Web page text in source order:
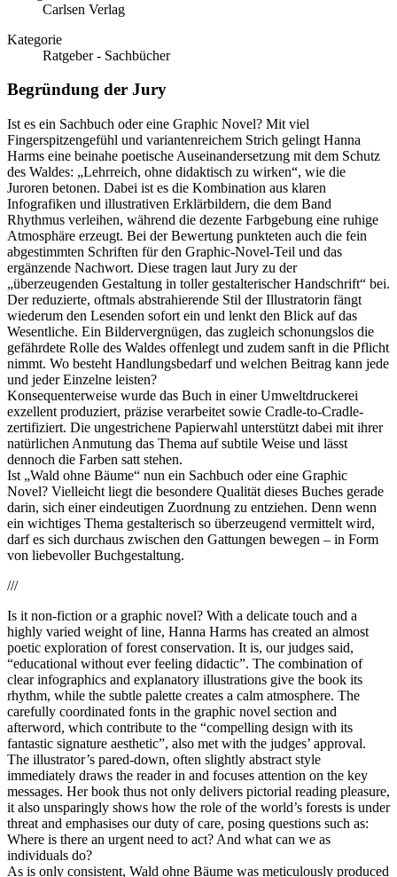
Carlsen Verlag
Kategorie
Ratgeber - Sachbücher
Begründung der Jury
Ist es ein Sachbuch oder eine Graphic Novel? Mit viel
Fingerspitzengefühl und variantenreichem Strich gelingt Hanna
Harms eine beinahe poetische Auseinandersetzung mit dem Schutz
des Waldes: „Lehrreich, ohne didaktisch zu wirken“, wie die
Juroren betonen. Dabei ist es die Kombination aus klaren
Infografiken und illustrativen Erklärbildern, die dem Band
Rhythmus verleihen, während die dezente Farbgebung eine ruhige
Atmosphäre erzeugt. Bei der Bewertung punkteten auch die fein
abgestimmten Schriften für den Graphic-Novel-Teil und das
ergänzende Nachwort. Diese tragen laut Jury zu der
„überzeugenden Gestaltung in toller gestalterischer Handschrift“ bei.
Der reduzierte, oftmals abstrahierende Stil der Illustratorin fängt
wiederum den Lesenden sofort ein und lenkt den Blick auf das
Wesentliche. Ein Bildervergnügen, das zugleich schonungslos die
gefährdete Rolle des Waldes offenlegt und zudem sanft in die Pflicht
nimmt. Wo besteht Handlungsbedarf und welchen Beitrag kann jede
und jeder Einzelne leisten?
Konsequenterweise wurde das Buch in einer Umweltdruckerei
exzellent produziert, präzise verarbeitet sowie Cradle-to-Cradle-
zertifiziert. Die ungestrichene Papierwahl unterstützt dabei mit ihrer
natürlichen Anmutung das Thema auf subtile Weise und lässt
dennoch die Farben satt stehen.
Ist „Wald ohne Bäume“ nun ein Sachbuch oder eine Graphic
Novel? Vielleicht liegt die besondere Qualität dieses Buches gerade
darin, sich einer eindeutigen Zuordnung zu entziehen. Denn wenn
ein wichtiges Thema gestalterisch so überzeugend vermittelt wird,
darf es sich durchaus zwischen den Gattungen bewegen – in Form
von liebevoller Buchgestaltung.
///
Is it non-fiction or a graphic novel? With a delicate touch and a
highly varied weight of line, Hanna Harms has created an almost
poetic exploration of forest conservation. It is, our judges said,
“educational without ever feeling didactic”. The combination of
clear infographics and explanatory illustrations give the book its
rhythm, while the subtle palette creates a calm atmosphere. The
carefully coordinated fonts in the graphic novel section and
afterword, which contribute to the “compelling design with its
fantastic signature aesthetic”, also met with the judges’ approval.
The illustrator’s pared-down, often slightly abstract style
immediately draws the reader in and focuses attention on the key
messages. Her book thus not only delivers pictorial reading pleasure,
it also unsparingly shows how the role of the world’s forests is under
threat and emphasises our duty of care, posing questions such as:
Where is there an urgent need to act? And what can we as
individuals do?
As is only consistent, Wald ohne Bäume was meticulously produced